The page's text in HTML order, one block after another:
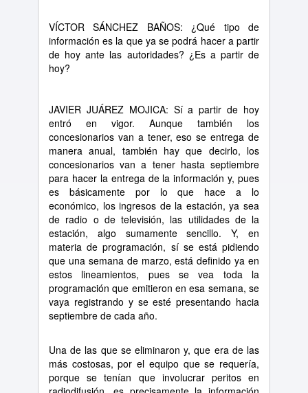
VÍCTOR SÁNCHEZ BAÑOS:¿Qué tipo de
información es la que ya se podrá hacer a partir
de hoy ante las autoridades? ¿Es a partir de
hoy?
JAVIER JUÁREZ MOJICA: Sía partir de hoy
entró en vigor. Aunque también los
concesionarios van a tener, eso se entrega de
manera anual, también hay que decirlo, los
concesionarios van a tener hasta septiembre
para hacer la entrega de la información y, pues
es básicamente por lo que hace a lo
económico, los ingresos de la estación, ya sea
de radio o de televisión, las utilidades de la
estación, algo sumamente sencillo. Y, en
materia de programación, síse estápidiendo
que una semana de marzo, está definido ya en
estos lineamientos, pues se vea toda la
programación que emitieron en esa semana, se
vaya registrando y se esté presentando hacia
septiembre de cada año.
Una de las que se eliminaron y, que era de las
más costosas, por el equipo que se requería,
porque se tenían que involucrar peritos en